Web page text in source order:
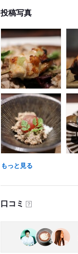
投稿写真
もっと見る
口コミ ？